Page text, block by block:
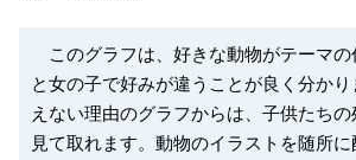
このグラフは、好きな動物がテーマの
と女の子で好みが違うことが良く分か
えない理由のグラフからは、子供たち
見て取れます。動物のイラストを随所